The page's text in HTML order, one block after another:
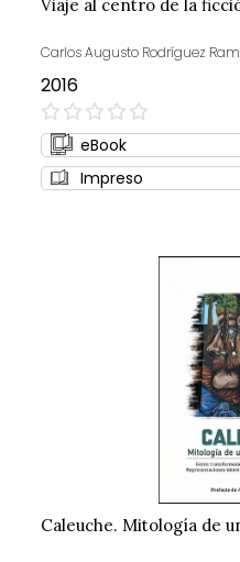
Viaje al centro de la
Carlos Augusto Rodríguez
2016
0%
eBook
Impreso
Caleuche. Mitología de